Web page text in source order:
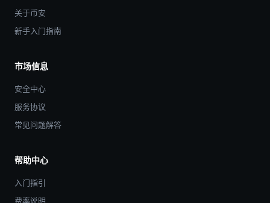
关于币安
新手入门指南
市场信息
安全中心
服务协议
常见问题解答
帮助中心
入门指引
费率说明